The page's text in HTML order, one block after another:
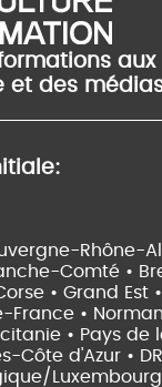
aux
et des
Rhône-
Comté •
• Grand Est •
France •
• Pays de
Côte d'Azur •
Luxembourg